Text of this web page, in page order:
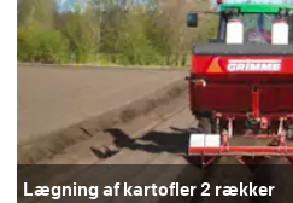
Lægning af kartofler 2 rækker